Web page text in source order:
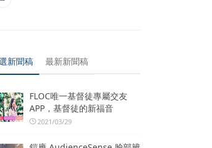
新聞稿 最新新聞稿
FLOC唯一基督徒專屬交友
APP，基督徒的新福音
2021/03/29